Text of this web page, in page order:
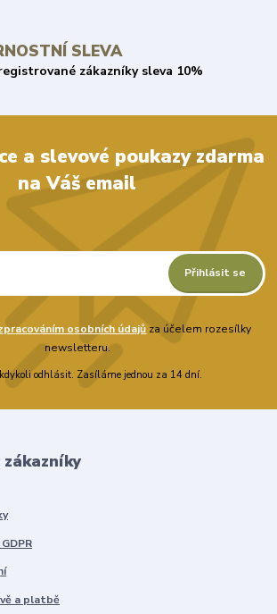
SLEVA
zákazníky sleva 10%
a slevové poukazy zdarma
na Váš email
Přihlásit se
osobních údajů za účelem rozesílky
newsletteru.
kdykoli odhlásit. Zasíláme jednou za 14 dní.
a platbě